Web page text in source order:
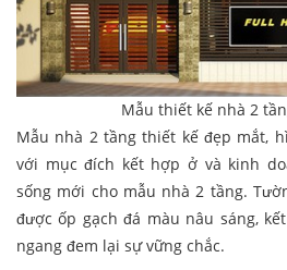
Mẫu thiết kế nhà 2
Mẫu nhà 2 tầng thiết kế đẹp mắt,
với mục đích kết hợp ở và kinh
sống mới cho mẫu nhà 2 tầng.
được ốp gạch đá màu nâu sáng,
ngang đem lại sự vững chắc.